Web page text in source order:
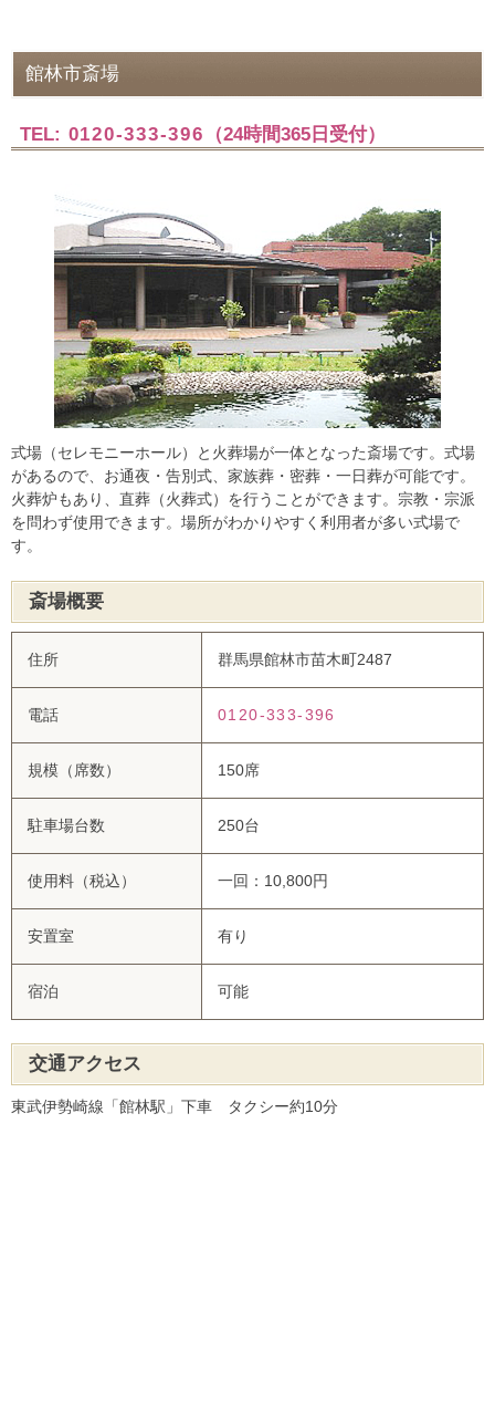
館林市斎場
TEL: 0120-333-396 （24時間365日受付）
式場（セレモニーホール）と火葬場が一体となった斎場です。式場
があるので、お通夜・告別式、家族葬・密葬・一日葬が可能です。
火葬炉もあり、直葬（火葬式）を行うことができます。宗教・宗派
を問わず使用できます。場所がわかりやすく利用者が多い式場で
す。
斎場概要
住所 群馬県館林市苗木町2487
電話 0120-333-396
規模（席数） 150席
駐車場台数 250台
使用料（税込） 一回：10,800円
安置室 有り
宿泊 可能
交通アクセス
東武伊勢崎線「館林駅」下車 タクシー約10分